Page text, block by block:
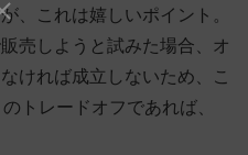
、これは嬉しいポイント。
売しようと試みた場合、オ
ければ成立しないため、こ
トレードオフであれば、